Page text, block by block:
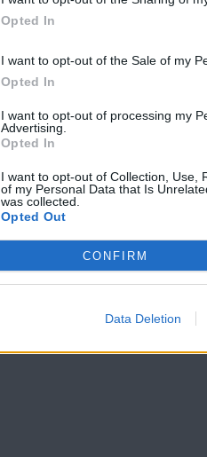
Opted In
I want to opt-out of the Sale of my
Opted In
I want to opt-out of processing my
Advertising.
Opted In
I want to opt-out of Collection, Use,
of my Personal Data that Is
was collected.
Opted Out
CONFIRM
Data Deletion